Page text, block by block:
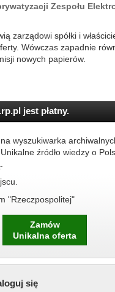
Zespołu
zarządowi spółki i
Wówczas zapadnie
nowych papierów.
jest płatny.
wyszukiwarka
źródło wiedzy o
"Rzeczpospolitej"
Zamów
Unikalna oferta
się